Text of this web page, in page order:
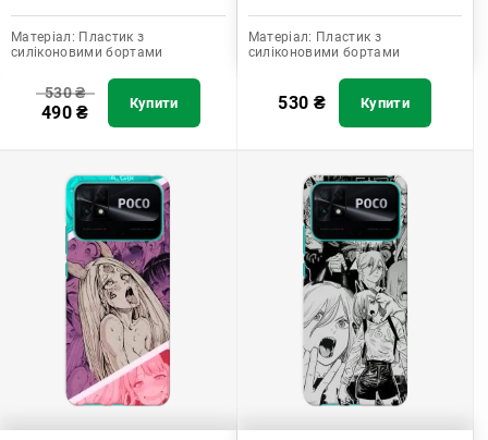
Матеріал: Пластик з
силіконовими бортами
530₴
490₴ Купити
Матеріал: Пластик з
силіконовими бортами
530 ₴ Купити